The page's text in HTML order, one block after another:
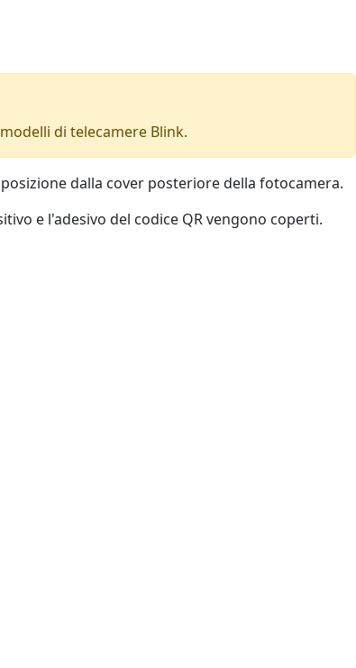
di telecamere Blink.
dalla cover posteriore della fotocamera.
e l'adesivo del codice QR vengono coperti.